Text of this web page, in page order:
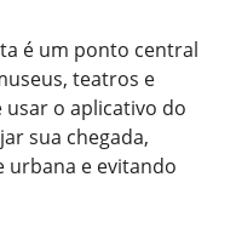
é um ponto central
teatros e
o aplicativo do
sua chegada,
urbana e evitando